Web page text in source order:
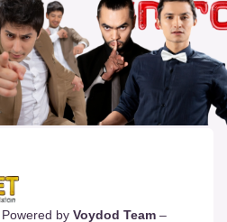
by Voydod Team –